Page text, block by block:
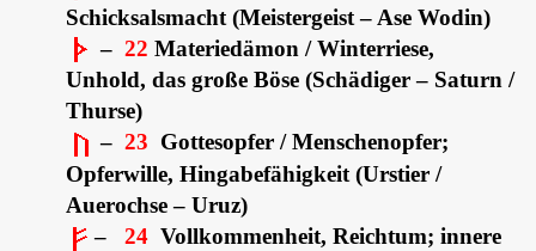
Schicksalsmacht (Meistergeist – Ase Wodin)
– 22 Materiedämon / Winterriese,
Unhold, das große Böse (Schädiger – Saturn /
Thurse)
– 23 Gottesopfer / Menschenopfer;
Opferwille, Hingabefähigkeit (Urstier /
Auerochse – Uruz)
– 24 Vollkommenheit, Reichtum; innere